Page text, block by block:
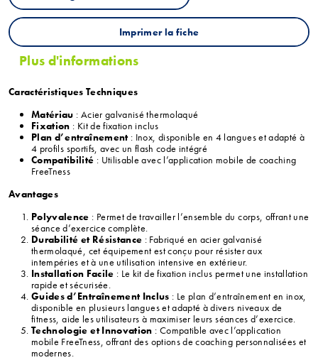
Imprimer la fiche
Plus d'informations
Caractéristiques Techniques
Matériau : Acier galvanisé thermolaqué
Fixation : Kit de fixation inclus
Plan d’entraînement: Inox, disponible en 4 langues et adapté à
4 profils sportifs, avec un flash code intégré
Compatibilité : Utilisable avec l’application mobile de coaching
FreeTness
Avantages
Polyvalence : Permet de travailler l’ensemble du corps, offrant une
séance d’exercice complète.
Durabilité et Résistance : Fabriqué en acier galvanisé
thermolaqué, cet équipement est conçu pour résister aux
intempéries et à une utilisation intensive en extérieur.
Installation Facile : Le kit de fixation inclus permet une installation
rapide et sécurisée.
Guides d’Entraînement Inclus : Le plan d’entraînement en inox,
disponible en plusieurs langues et adapté à divers niveaux de
fitness, aide les utilisateurs à maximiser leurs séances d’exercice.
Technologie et Innovation : Compatible avec l’application
mobile FreeTness, offrant des options de coaching personnalisées et
modernes.